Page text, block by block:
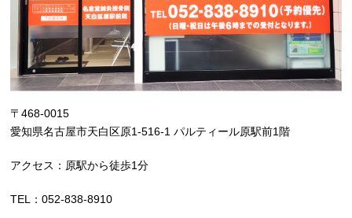
〒468-0015
愛知県名古屋市天白区原1-516-1 パルティール原駅前1階
アクセス：原駅から徒歩1分
TEL：052-838-8910